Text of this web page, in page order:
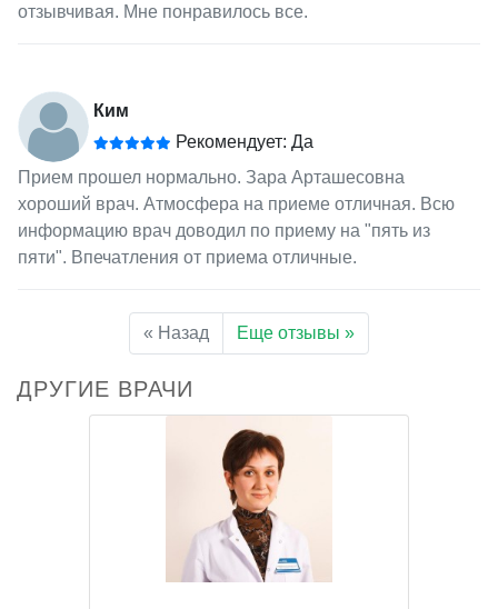
отзывчивая. Мне понравилось все.
Ким
Рекомендует: Да
Прием прошел нормально. Зара Арташесовна
хороший врач. Атмосфера на приеме отличная. Всю
информацию врач доводил по приему на "пять из
пяти". Впечатления от приема отличные.
« Назад Еще отзывы »
ДРУГИЕ ВРАЧИ